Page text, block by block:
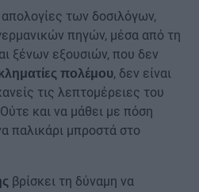
των δοσιλόγων,
πηγών, μέσα από τη
ξένων εξουσιών, που δεν
πολέμου, δεν είναι
τις λεπτομέρειες του
και να μάθει με πόση
παλικάρι μπροστά στο
βρίσκει τη δύναμη να